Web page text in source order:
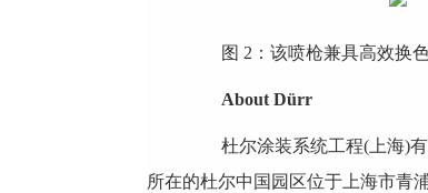
图 2：该喷枪兼具高效换色
About Dürr
杜尔涂装系统工程(上海)有
所在的杜尔中国园区位于上海市青